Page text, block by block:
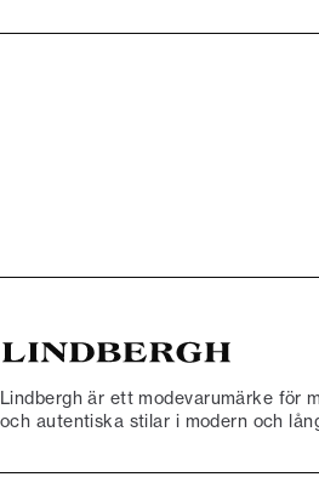
Lindbergh är ett modevarumärke för
och autentiska stilar i modern och